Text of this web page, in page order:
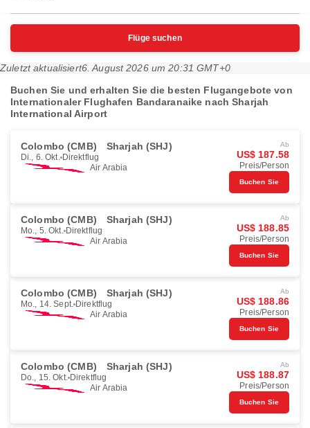
Flüge suchen
Zuletzt aktualisiert6. August 2026 um 20:31 GMT+0
Buchen Sie und erhalten Sie die besten Flugangebote von
Internationaler Flughafen Bandaranaike nach Sharjah
International Airport
Colombo (CMB) Sharjah (SHJ)
Di., 6. Okt. Direktflug
Air Arabia
Ab
US$ 187.58
Preis/Person
Buchen Sie
Colombo (CMB) Sharjah (SHJ)
Mo., 5. Okt. Direktflug
Air Arabia
Ab
US$ 188.85
Preis/Person
Buchen Sie
Colombo (CMB) Sharjah (SHJ)
Mo., 14. Sept. Direktflug
Air Arabia
Ab
US$ 188.86
Preis/Person
Buchen Sie
Colombo (CMB) Sharjah (SHJ)
Do., 15. Okt. Direktflug
Air Arabia
Ab
US$ 188.87
Preis/Person
Buchen Sie